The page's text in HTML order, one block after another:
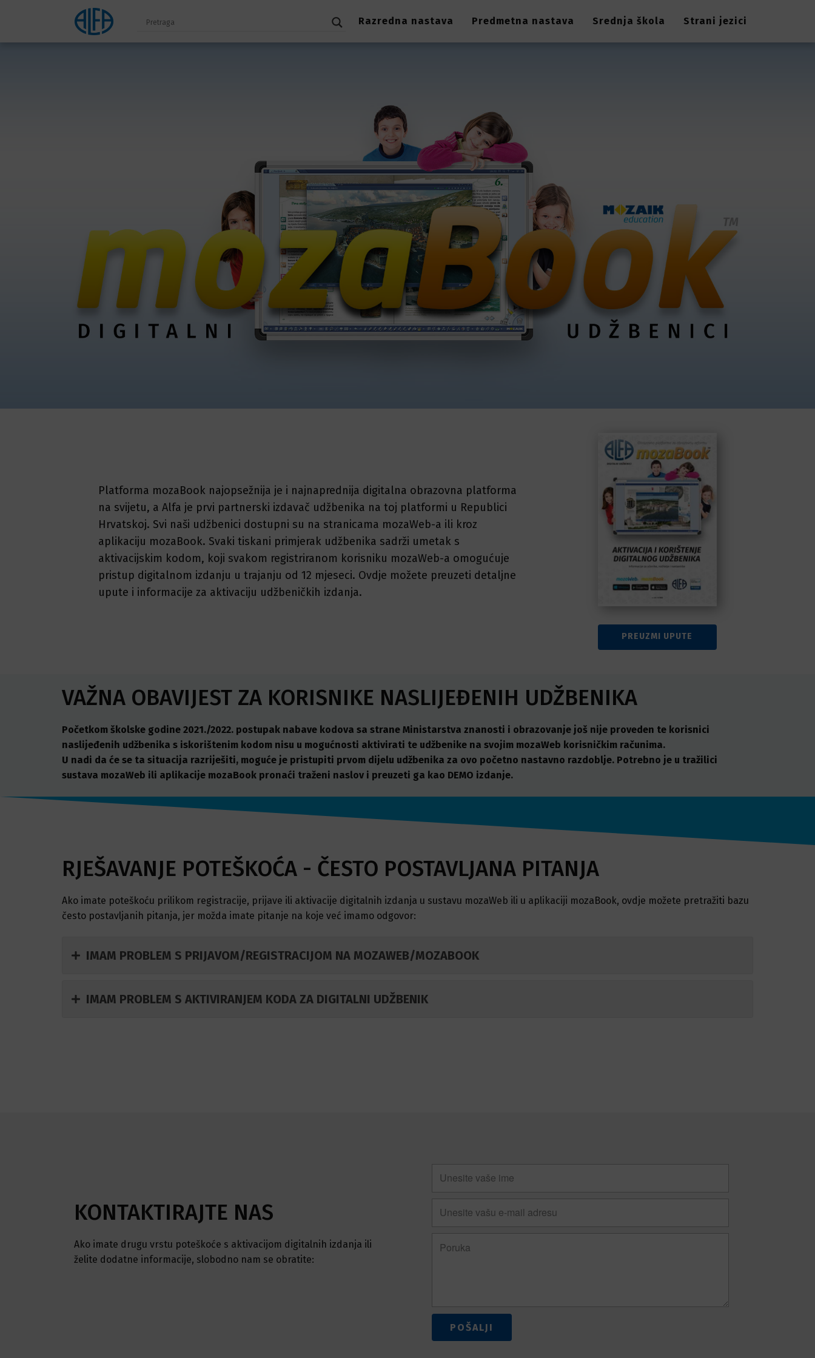
Razredna nastava Predmetna nastava Srednja škola Strani jezici
Platforma mozaBook najopsežnija je i najnaprednija digitalna obrazovna platforma
na svijetu, a Alfa je prvi partnerski izdavač udžbenika na toj platformi u Republici
Hrvatskoj. Svi naši udžbenici dostupni su na stranicama mozaWeb-a ili kroz
aplikaciju mozaBook. Svaki tiskani primjerak udžbenika sadrži umetak s
aktivacijskim kodom, koji svakom registriranom korisniku mozaWeb-a omogućuje
pristup digitalnom izdanju u trajanju od 12 mjeseci. Ovdje možete preuzeti detaljne
upute i informacije za aktivaciju udžbeničkih izdanja.
PREUZMI UPUTE
VAŽNA OBAVIJEST ZA KORISNIKE NASLIJEĐENIH UDŽBENIKA
Početkom školske godine 2021./2022. postupak nabave kodova sa strane Ministarstva znanosti i obrazovanje još nije proveden te korisnici
naslijeđenih udžbenika s iskorištenim kodom nisu u mogućnosti aktivirati te udžbenike na svojim mozaWeb korisničkim računima.
U nadi da će se ta situacija razriješiti, moguće je pristupiti prvom dijelu udžbenika za ovo početno nastavno razdoblje. Potrebno je u tražilici
sustava mozaWeb ili aplikacije mozaBook pronaći traženi naslov i preuzeti ga kao DEMO izdanje.
RJEŠAVANJE POTEŠKOĆA - ČESTO POSTAVLJANA PITANJA
Ako imate poteškoću prilikom registracije, prijave ili aktivacije digitalnih izdanja u sustavu mozaWeb ili u aplikaciji mozaBook, ovdje možete pretražiti bazu
često postavljanih pitanja, jer možda imate pitanje na koje već imamo odgovor:
IMAM PROBLEM S PRIJAVOM/REGISTRACIJOM NA MOZAWEB/MOZABOOK
IMAM PROBLEM S AKTIVIRANJEM KODA ZA DIGITALNI UDŽBENIK
KONTAKTIRAJTE NAS
Ako imate drugu vrstu poteškoće s aktivacijom digitalnih izdanja ili
želite dodatne informacije, slobodno nam se obratite:
POŠALJI